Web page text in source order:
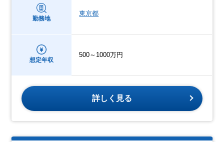
勤務地
東京都
想定年収
500～1000万円
詳しく見る